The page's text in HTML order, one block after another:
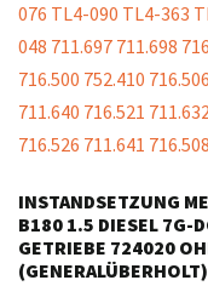
INSTANDSETZUNG
B180 1.5 DIESEL 7G-
GETRIEBE 724020
(GENERALÜBERHOLT)